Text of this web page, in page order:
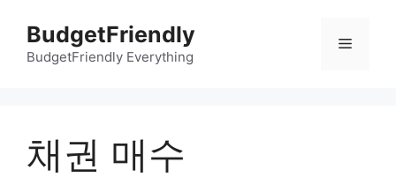
BudgetFriendly
BudgetFriendly Everything
메
채권 매수